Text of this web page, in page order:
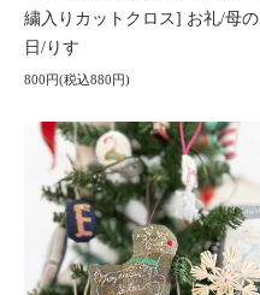
繍入りカットクロス] お礼/母の
日/りす
800円(税込880円)